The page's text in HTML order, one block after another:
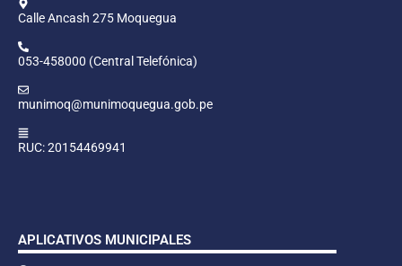
Calle Ancash 275 Moquegua
053-458000 (Central Telefónica)
munimoq@munimoquegua.gob.pe
RUC: 20154469941
APLICATIVOS MUNICIPALES